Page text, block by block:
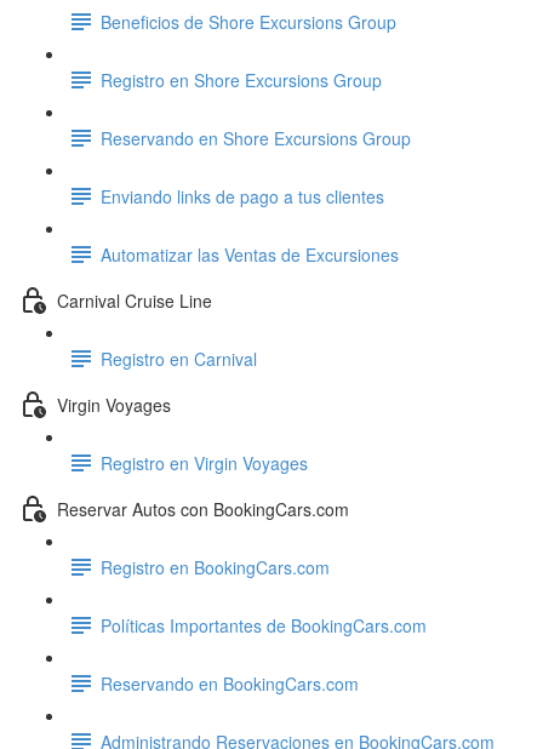
Beneficios de Shore Excursions Group
Registro en Shore Excursions Group
Reservando en Shore Excursions Group
Enviando links de pago a tus clientes
Automatizar las Ventas de Excursiones
Carnival Cruise Line
Registro en Carnival
Virgin Voyages
Registro en Virgin Voyages
Reservar Autos con BookingCars.com
Registro en BookingCars.com
Políticas Importantes de BookingCars.com
Reservando en BookingCars.com
Administrando Reservaciones en BookingCars.com